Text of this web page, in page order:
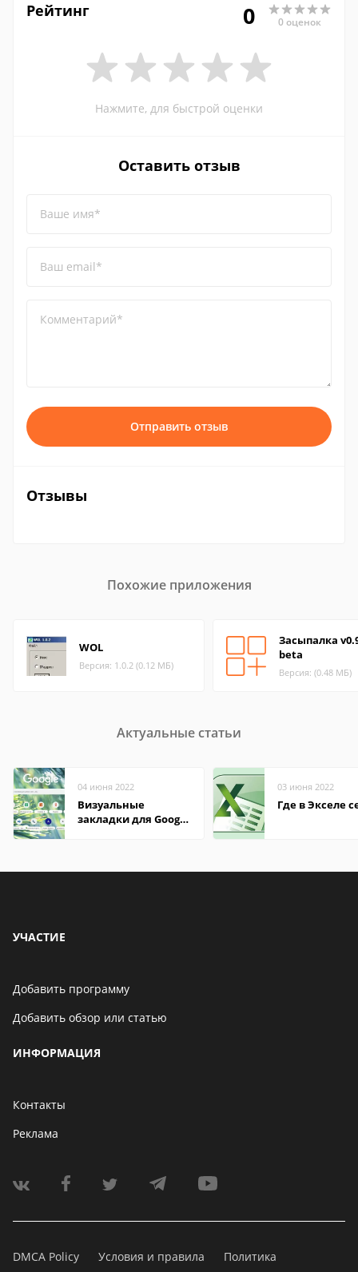
Рейтинг 0 0 оценок
Нажмите, для быстрой оценки
Оставить отзыв
Ваше имя*
Ваш email*
Комментарий*
Отправить отзыв
Отзывы
Похожие приложения
WOL
Версия: 1.0.2 (0.12 МБ)
Засыпалка
beta
Версия: (0.48 МБ)
Актуальные статьи
04 июня 2022
Визуальные
закладки для Google
03 июня 2022
Где в Экселе
УЧАСТИЕ
Добавить программу
Добавить обзор или статью
ИНФОРМАЦИЯ
Контакты
Реклама
DMCA Policy Условия и правила
Политика